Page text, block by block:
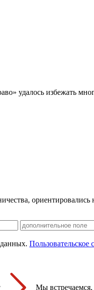
удалось избежать
Пользовательское
Мы встречаемся,